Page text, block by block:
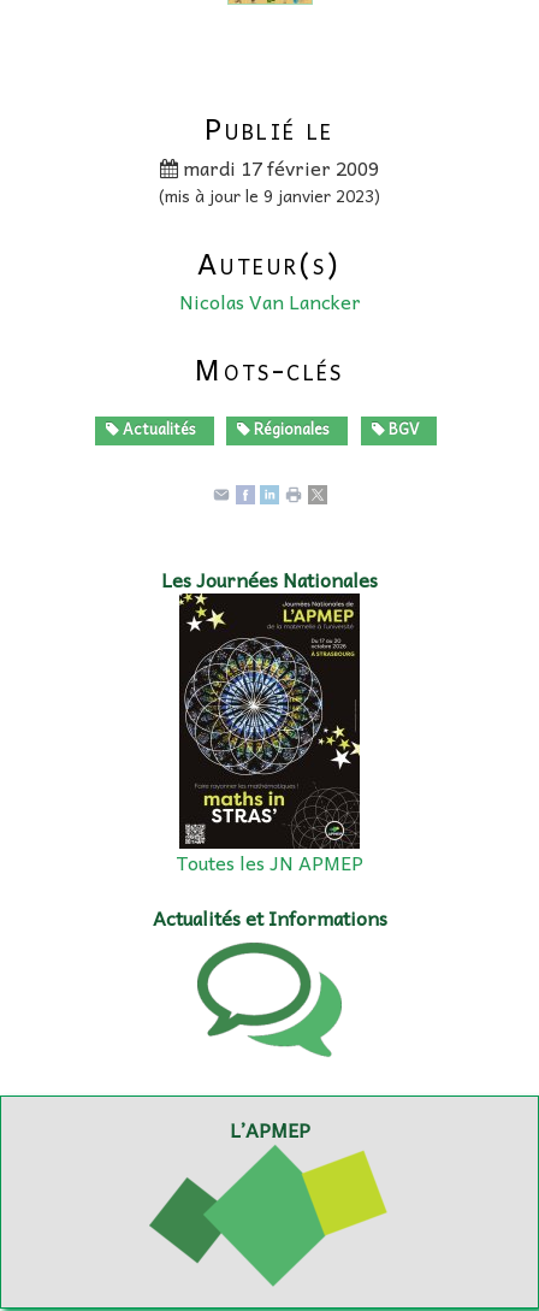
Publié le
mardi 17 février 2009
(mis à jour le 9 janvier 2023)
Auteur(s)
Nicolas Van Lancker
Mots-clés
Actualités Régionales BGV
Les Journées Nationales
Toutes les JN APMEP
Actualités et Informations
L’APMEP